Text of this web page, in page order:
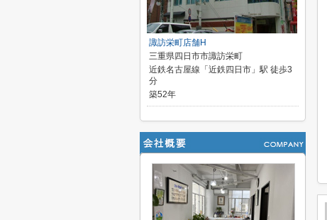
諏訪栄町店舗H
三重県四日市市諏訪栄町
近鉄名古屋線「近鉄四日市」駅 徒歩3
分
築52年